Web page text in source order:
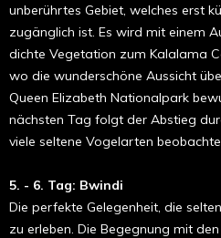
unberührtes Gebiet, welches erst
zugänglich ist. Es wird mit einem
dichte Vegetation zum Kalalama
wo die wunderschöne Aussicht
Queen Elizabeth Nationalpark
nächsten Tag folgt der Abstieg
viele seltene Vogelarten
5. - 6. Tag: Bwindi
Die perfekte Gelegenheit, die
zu erleben. Die Begegnung mit